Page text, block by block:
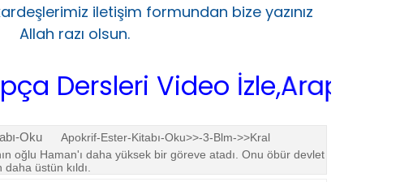
iletişim formundan bize yazınız
Allah razı olsun.
Video İzle,Arapça
Oku
Apokrif-Ester-Kitabı-Oku>>-3-Blm->>Kral
oğ­lu Haman'ı daha yüksek bir göreve atadı. Onu öbür devlet
üstün kıl­dı.